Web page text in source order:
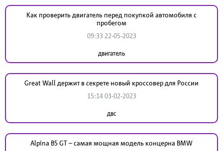
Как проверить двигатель перед покупкой автомобиля с
пробегом
09:33 22-05-2023
двигатель
Great Wall держит в секрете новый кроссовер для России
15:14 03-02-2023
двс
Alpina B5 GT – самая мощная модель концерна BMW